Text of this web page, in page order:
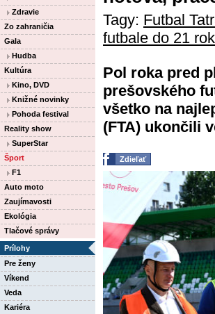
Zdravie
Zo zahraničia
Gala
Hudba
Kultúra
Kino, DVD
Knižné novinky
Pohoda festival
Reality show
SuperStar
Šport
F1
Auto moto
Zaujímavosti
Ekológia
Tlačové správy
Prílohy
Pre ženy
Víkend
Veda
Kariéra
Tagy: Futbal
futbale do 21
Pol roka pred
prešovského
všetko na
(FTA) ukončili
Zdieľať